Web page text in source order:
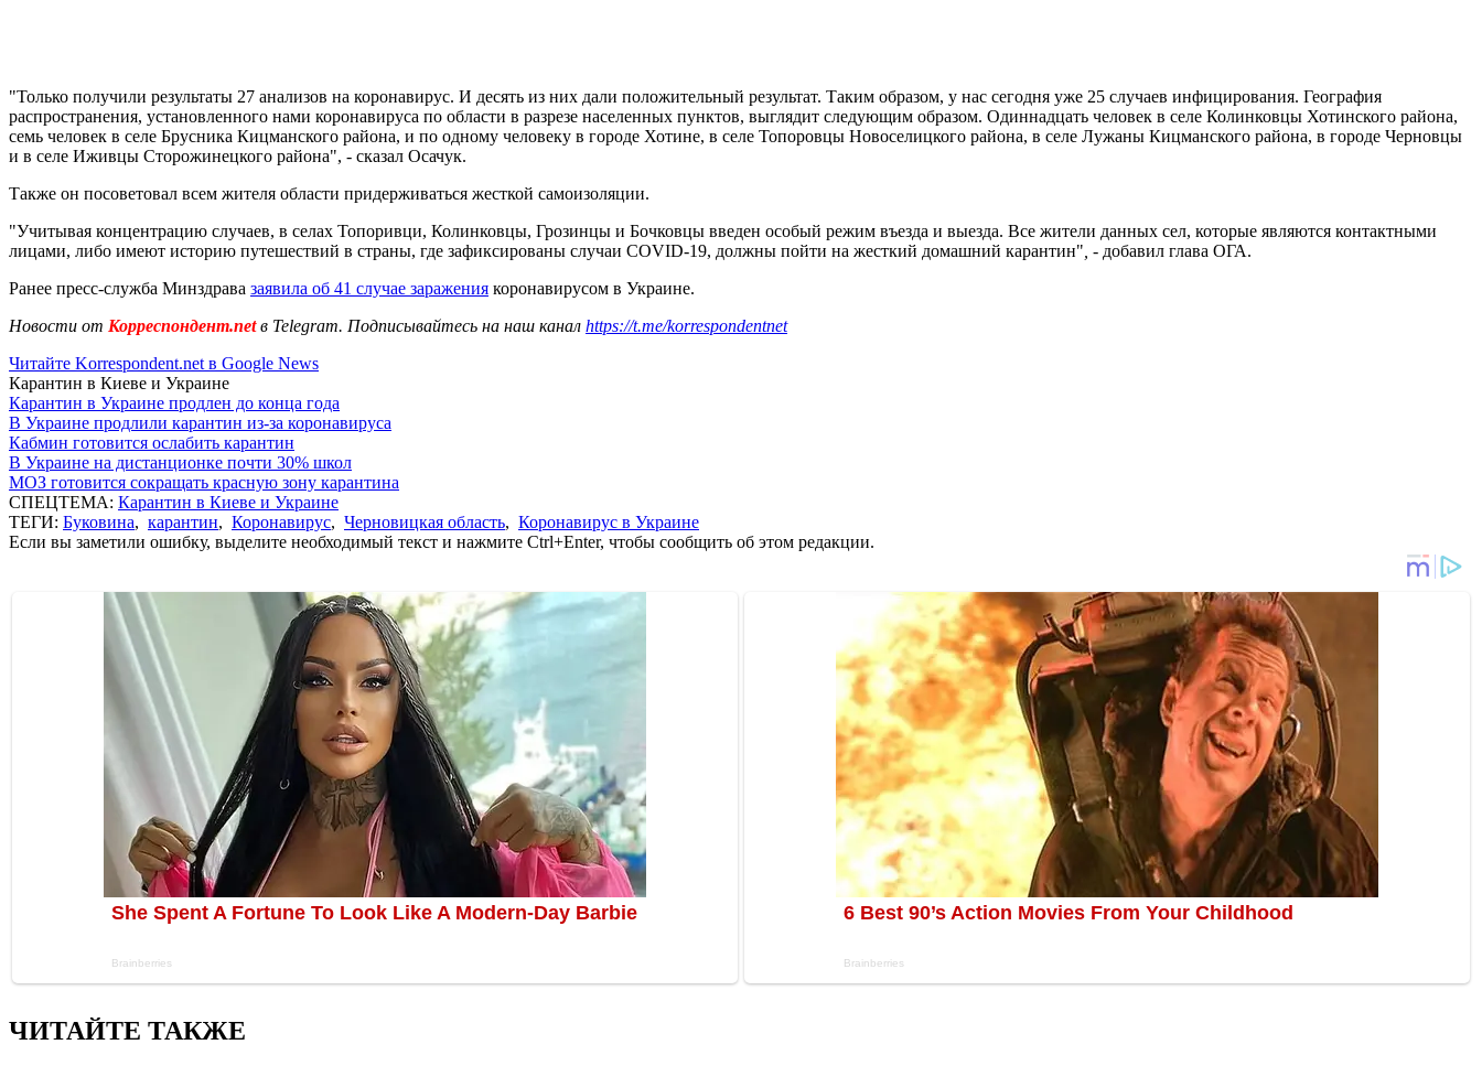
"Только получили результаты 27 анализов на коронавирус. И десять из них дали положительный результат. Таким образом, у нас сегодня уже 25 случаев инфицирования. География
распространения, установленного нами коронавируса по области в разрезе населенных пунктов, выглядит следующим образом. Одиннадцать человек в селе Колинковцы Хотинского района,
семь человек в селе Брусника Кицманского района, и по одному человеку в городе Хотине, в селе Топоровцы Новоселицкого района, в селе Лужаны Кицманского района, в городе Черновцы
и в селе Иживцы Сторожинецкого района", - сказал Осачук.
Также он посоветовал всем жителя области придерживаться жесткой самоизоляции.
"Учитывая концентрацию случаев, в селах Топоривци, Колинковцы, Грозинцы и Бочковцы введен особый режим въезда и выезда. Все жители данных сел, которые являются контактными
лицами, либо имеют историю путешествий в страны, где зафиксированы случаи COVID-19, должны пойти на жесткий домашний карантин" - добавил глава ОГА.
Ранее пресс-служба Минздрава заявила об 41 случае заражения коронавирусом в Украине.
Новости от Корреспондент.netв Telegram. Подписывайтесь на наш канал https://t.me/korrespondentnet
Читайте Korrespondent.net в Google News
Карантин в Киеве и Украине
Карантин в Украине продлен до конца года
В Украине продлили карантин из-за коронавируса
Кабмин готовится ослабить карантин
В Украине на дистанционке почти 30% школ
МОЗ готовится сокращать красную зону карантина
СПЕЦТЕМА: Карантин в Киеве и Украине
ТЕГИ: Буковина, карантин, Коронавирус, Черновицкая область, Коронавирус в Украине
Если вы заметили ошибку, выделите необходимый текст и нажмите Ctrl+Enter, чтобы сообщить об этом редакции.
ЧИТАЙТЕ ТАКЖЕ